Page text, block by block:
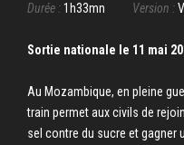
Durée :1h33mn Version :
Sortie nationale le 11 mai
Au Mozambique, en pleine
train permet aux civils de
sel contre du sucre et gagner